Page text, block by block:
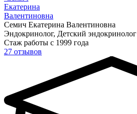
Екатерина
Валентиновна
Семич Екатерина Валентиновна
Эндокринолог, Детский эндокринолог
Стаж работы с 1999 года
27 отзывов